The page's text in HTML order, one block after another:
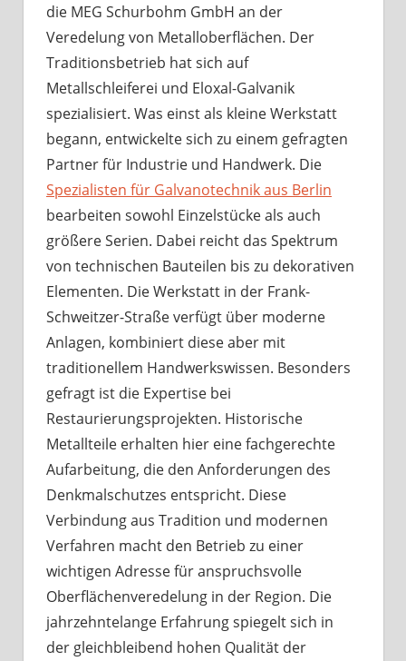
die MEG Schurbohm GmbH an der
Veredelung von Metalloberflächen. Der
Traditionsbetrieb hat sich auf
Metallschleiferei und Eloxal-Galvanik
spezialisiert. Was einst als kleine Werkstatt
begann, entwickelte sich zu einem gefragten
Partner für Industrie und Handwerk. Die
Spezialisten für Galvanotechnik aus Berlin
bearbeiten sowohl Einzelstücke als auch
größere Serien. Dabei reicht das Spektrum
von technischen Bauteilen bis zu dekorativen
Elementen. Die Werkstatt in der Frank-
Schweitzer-Straße verfügt über moderne
Anlagen, kombiniert diese aber mit
traditionellem Handwerkswissen. Besonders
gefragt ist die Expertise bei
Restaurierungsprojekten. Historische
Metallteile erhalten hier eine fachgerechte
Aufarbeitung, die den Anforderungen des
Denkmalschutzes entspricht. Diese
Verbindung aus Tradition und modernen
Verfahren macht den Betrieb zu einer
wichtigen Adresse für anspruchsvolle
Oberflächenveredelung in der Region. Die
jahrzehntelange Erfahrung spiegelt sich in
der gleichbleibend hohen Qualität der